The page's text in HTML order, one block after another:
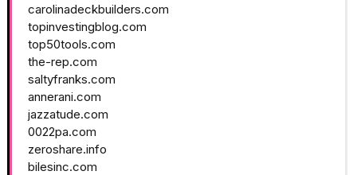
carolinadeckbuilders.com
topinvestingblog.com
top50tools.com
the-rep.com
saltyfranks.com
annerani.com
jazzatude.com
0022pa.com
zeroshare.info
bilesinc.com